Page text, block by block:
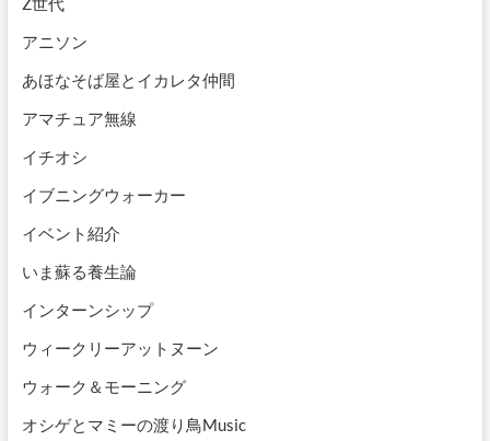
アニソン
あほなそば屋とイカレタ仲間
アマチュア無線
イチオシ
イブニングウォーカー
イベント紹介
いま蘇る養生論
インターンシップ
ウィークリーアットヌーン
ウォーク＆モーニング
オシゲとマミーの渡り鳥Music